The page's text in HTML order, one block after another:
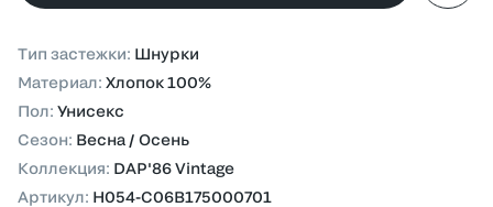
Тип застежки: Шнурки
Материал: Хлопок 100%
Пол: Унисекс
Сезон: Весна / Осень
Коллекция: DAP'86 Vintage
Артикул: H054-C06B175000701